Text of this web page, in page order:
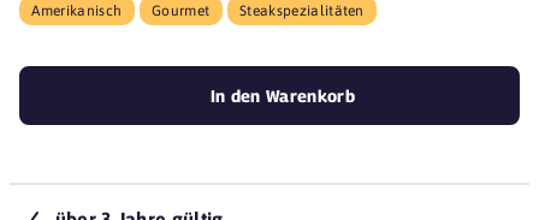
Amerikanisch Gourmet Steakspezialitäten
In den Warenkorb